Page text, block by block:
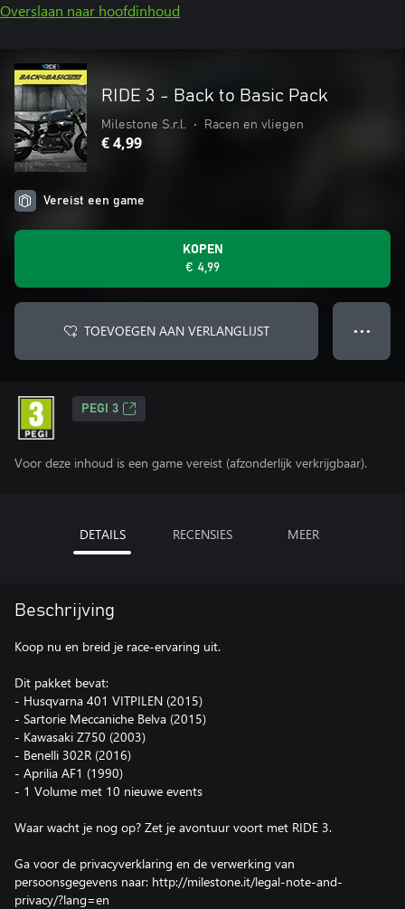
Overslaan naar hoofdinhoud
RIDE 3 - Back to Basic Pack
Milestone S.r.l. • Racen en vliegen
€ 4,99
Vereist een game
KOPEN
€ 4,99
TOEVOEGEN AAN VERLANGLIJST ● ● ●
PEGI 3
Voor deze inhoud is een game vereist (afzonderlijk verkrijgbaar).
DETAILS RECENSIES MEER
Beschrijving
Koop nu en breid je race-ervaring uit.
Dit pakket bevat:
- Husqvarna 401 VITPILEN (2015)
- Sartorie Meccaniche Belva (2015)
- Kawasaki Z750 (2003)
- Benelli 302R (2016)
- Aprilia AF1 (1990)
- 1 Volume met 10 nieuwe events
Waar wacht je nog op? Zet je avontuur voort met RIDE 3.
Ga voor de privacyverklaring en de verwerking van
persoonsgegevens naar: http://milestone.it/legal-note-and-
privacy/?lang=en